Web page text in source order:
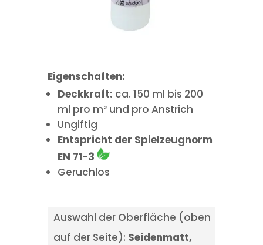
Eigenschaften:
Deckkraft: ca. 150 ml bis 200
ml pro m² und pro Anstrich
Ungiftig
Entspricht der Spielzeugnorm
EN 71-3
Geruchlos
Auswahl der Oberfläche (oben
auf der Seite): Seidenmatt,